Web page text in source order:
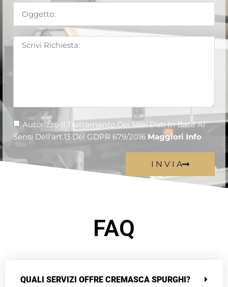
Autorizzo Il Trattamento Dei Miei Dati In Base Ai
Sensi Dell'art.13 Del GDPR 679/2016 Maggiori Info
I N V I A
FAQ
QUALI SERVIZI OFFRE CREMASCA SPURGHI?